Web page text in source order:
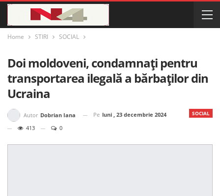
Home STIRI SOCIAL
Doi moldoveni, condamnați pentru
transportarea ilegală a bărbaților din
Ucraina
SOCIAL
Autor Dobrian Iana Pe luni , 23 decembrie 2024
413
0